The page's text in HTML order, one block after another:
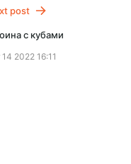
post
с кубами
14 2022 16:11